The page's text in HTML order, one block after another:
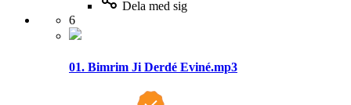
Dela med sig
6
01. Bimrim Ji Derdé Eviné.mp3